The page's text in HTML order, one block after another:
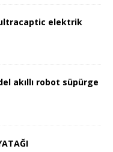
elektrik
akıllı robot süpürge